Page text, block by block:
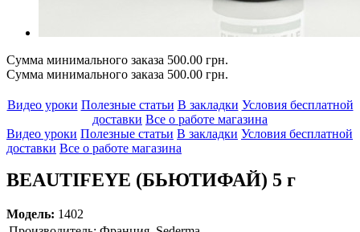
Сумма минимального заказа 500.00 грн.
Сумма минимального заказа 500.00 грн.
Видео уроки Полезные статьи В закладки Условия бесплатной
доставки Все о работе магазина
Видео уроки Полезные статьи В закладки Условия бесплатной
доставки Все о работе магазина
BEAUTIFEYE (БЬЮТИФАЙ) 5 г
Модель: 1402